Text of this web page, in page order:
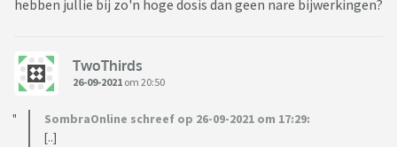
hebben jullie bij zo'n hoge dosis dan geen nare bijwerkingen?
TwoThirds
26-09-2021 om 20:50
SombraOnline schreef op 26-09-2021 om 17:29:
[..]